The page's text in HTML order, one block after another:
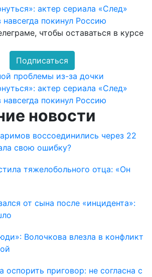
актер сериала «След»
навсегда покинул Россию
, чтобы оставаться в курсе
Подписаться
проблемы из-за дочки
актер сериала «След»
навсегда покинул Россию
новости
воссоединились через 22
свою ошибку?
тяжелобольного отца: «Он
от сына после «инцидента»:
Волочкова влезла в конфликт
оспорить приговор: не согласна с